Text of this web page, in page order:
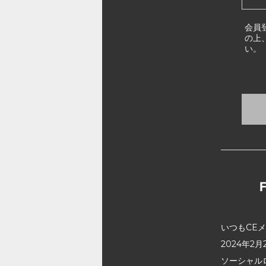
会員
の上
い。
いつもCE
2024年2月
ソーシャ